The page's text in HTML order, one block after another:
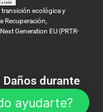
transición ecológica y
Recuperación,
Generation EU (PRTR-
durante
ayudarte?